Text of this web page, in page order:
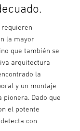
requieren
la mayor
que también se
arquitectura
la
y un montaje
Dado que
el potente
con